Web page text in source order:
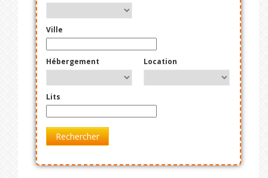
Ville
Hébergement Location
Lits
Rechercher